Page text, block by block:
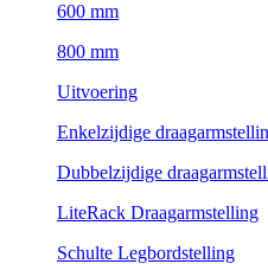
600 mm
800 mm
Uitvoering
Enkelzijdige
Dubbelzijdige
LiteRack Draagarmstelling
Schulte Legbordstelling